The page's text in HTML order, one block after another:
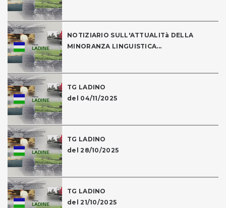
NOTIZIARIO SULL'ATTUALITà DELLA
MINORANZA LINGUISTICA...
TG LADINO
del 04/11/2025
TG LADINO
del 28/10/2025
TG LADINO
del 21/10/2025